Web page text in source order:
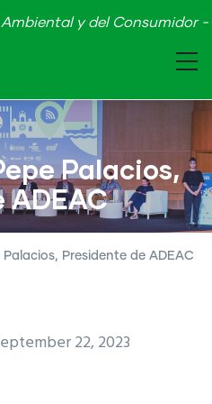
y del Consumidor
Palacios,
ADEAC
Presidente de ADEAC
22, 2023